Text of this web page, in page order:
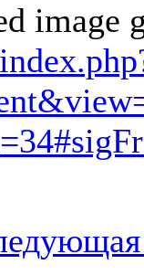
image